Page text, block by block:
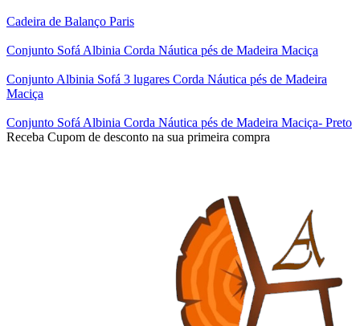
Cadeira de Balanço Paris
Conjunto Sofá Albinia Corda Náutica pés de Madeira Maciça
Conjunto Albinia Sofá 3 lugares Corda Náutica pés de Madeira
Maciça
Conjunto Sofá Albinia Corda Náutica pés de Madeira Maciça- Preto
Receba Cupom de desconto na sua primeira compra